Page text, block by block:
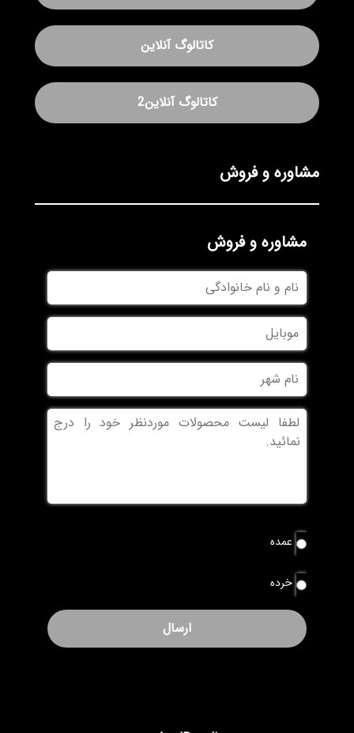
کاتالوگ آنلاین
کاتالوگ آنلاین2
مشاوره و فروش
مشاوره و فروش
نام
و
نام
خانوادگی
موبایل
نام
شهر
بدون
عنوان
نوع
سفارش
عمده
خرده